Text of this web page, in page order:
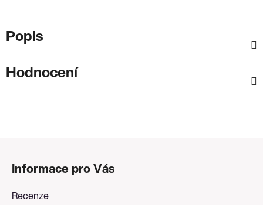
Popis
Hodnocení
Informace pro Vás
Recenze